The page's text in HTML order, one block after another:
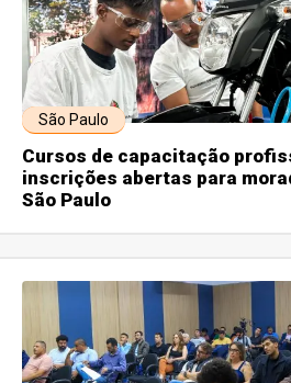
São Paulo
Cursos de capacitação
inscrições abertas para
São Paulo